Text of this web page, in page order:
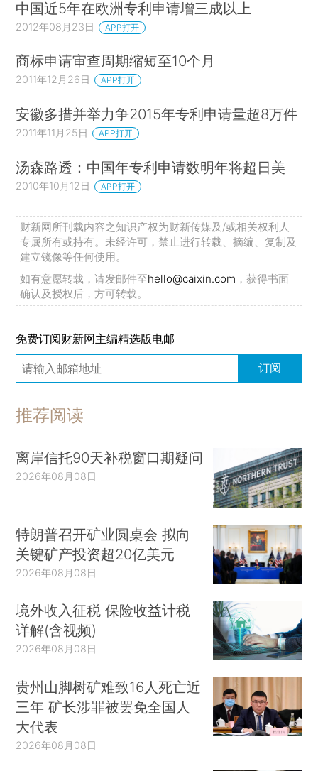
中国近5年在欧洲专利申请增三成以上
2012年08月23日 APP打开
商标申请审查周期缩短至10个月
2011年12月26日 APP打开
安徽多措并举力争2015年专利申请量超8万件
2011年11月25日 APP打开
汤森路透：中国年专利申请数明年将超日美
2010年10月12日 APP打开
财新网所刊载内容之知识产权为财新传媒及/或相关权利人
专属所有或持有。未经许可，禁止进行转载、摘编、复制及
建立镜像等任何使用。
如有意愿转载，请发邮件至hello@caixin.com ，获得书面
确认及授权后，方可转载。
免费订阅财新网主编精选版电邮
订阅
推荐阅读
离岸信托90天补税窗口期疑问
2026年08月08日
特朗普召开矿业圆桌会 拟向
关键矿产投资超20亿美元
2026年08月08日
境外收入征税 保险收益计税
详解(含视频)
2026年08月08日
贵州山脚树矿难致16人死亡近
三年 矿长涉罪被罢免全国人
大代表
2026年08月08日